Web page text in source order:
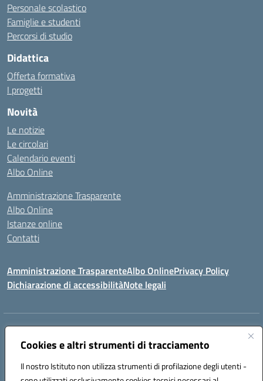
Cookies e altri strumenti di tracciamento
Il nostro Istituto non utilizza strumenti di profilazione degli utenti -
Personale scolastico
Famiglie e studenti
Percorsi di studio
Didattica
Offerta formativa
I progetti
Novità
Le notizie
Le circolari
Calendario eventi
Albo Online
Amministrazione Trasparente
Albo Online
Istanze online
Contatti
Amministrazione TrasparenteAlbo OnlinePrivacy Policy
Dichiarazione di accessibilitàNote legali
Indirizzo:
Centralino:0885/422972 Email:FGIC84600D@istruzione.it
Codice fiscale: 81004320719